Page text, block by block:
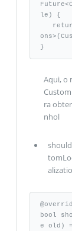
le) {
}
Aqui, o
ra
nhol
bool
e old)